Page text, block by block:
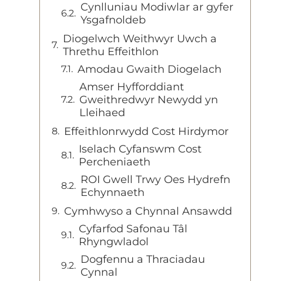
Cynlluniau Modiwlar ar gyfer
Ysgafnoldeb
Diogelwch Weithwyr Uwch a
Threthu Effeithlon
Amodau Gwaith Diogelach
Amser Hyfforddiant
Gweithredwyr Newydd yn
Lleihaed
Effeithlonrwydd Cost Hirdymor
Iselach Cyfanswm Cost
Percheniaeth
ROI Gwell Trwy Oes Hydrefn
Echynnaeth
Cymhwyso a Chynnal Ansawdd
Cyfarfod Safonau Tâl
Rhyngwladol
Dogfennu a Thraciadau
Cynnal